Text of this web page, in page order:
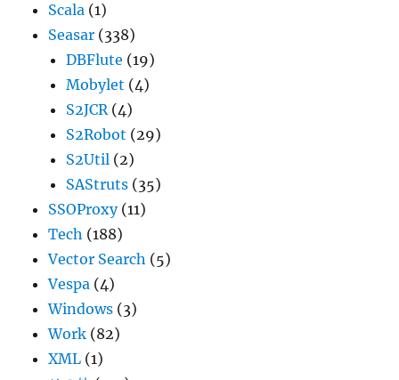
Scala (1)
Seasar (338)
DBFlute (19)
Mobylet (4)
S2JCR(4)
S2Robot (29)
S2Util (2)
SAStruts (35)
SSOProxy(11)
Tech (188)
Vector Search (5)
Vespa (4)
Windows (3)
Work (82)
XML (1)